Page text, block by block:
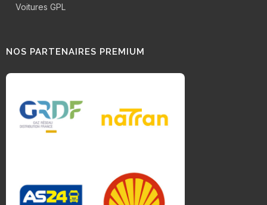
Voitures GPL
NOS PARTENAIRES PREMIUM